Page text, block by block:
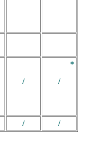
/
*
/
/ /